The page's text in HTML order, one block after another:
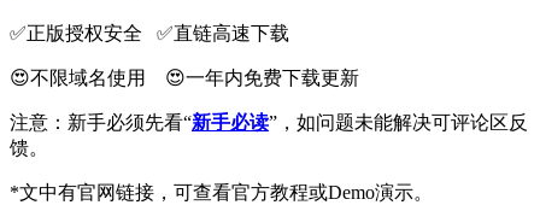
✅️正版授权安全 ✅️直链高速下载
😍不限域名使用 😍一年内免费下载更新
注意：新手必须先看“新手必读”，如问题未能解决可评论区反
馈。
*文中有官网链接，可查看官方教程或Demo演示。